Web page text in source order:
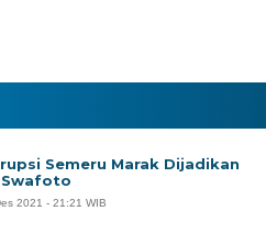
Semeru Marak Dijadikan
2021 - 21:21 WIB